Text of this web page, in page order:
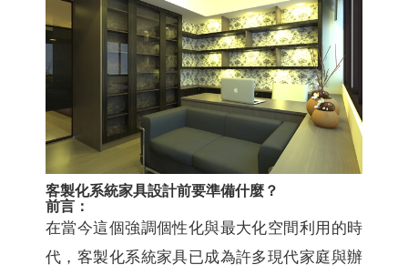
客製化系統家具設計前要準備什麼？
前言：
在當今這個強調個性化與最大化空間利用的時
代，客製化系統家具已成為許多現代家庭與辦